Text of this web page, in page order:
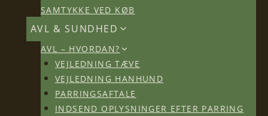
SAMTYKKE VED KØB
AVL & SUNDHED
AVL – HVORDAN?
VEJLEDNING TÆVE
VEJLEDNING HANHUND
PARRINGSAFTALE
INDSEND OPLYSNINGER EFTER PARRING